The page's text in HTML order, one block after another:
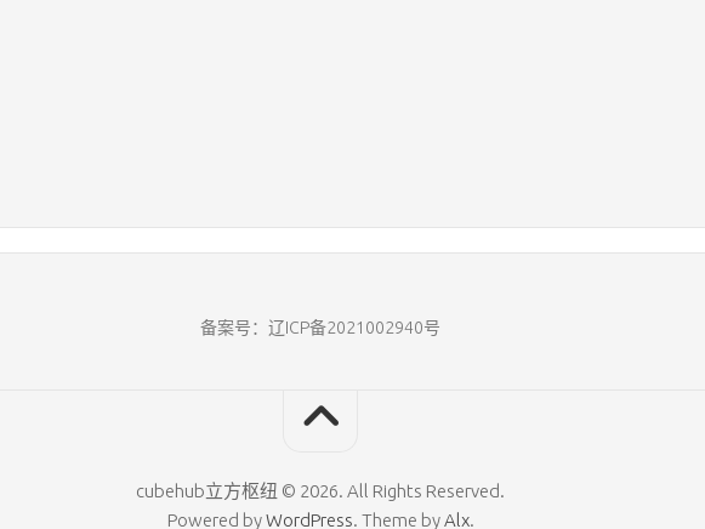
备案号：辽ICP备2021002940号
cubehub立方枢纽 © 2026. All Rights Reserved.
Powered byWordPress. Theme byAlx.